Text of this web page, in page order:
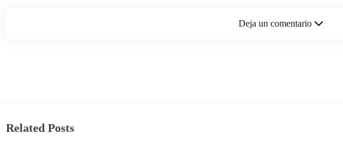
Deja un comentario
Related Posts